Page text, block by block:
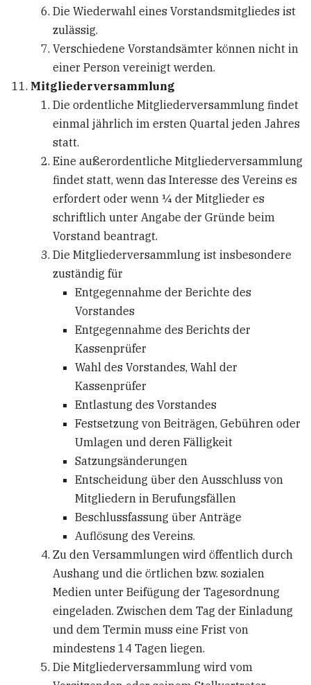
Die Wiederwahl eines Vorstandsmitgliedes ist
zulässig.
Verschiedene Vorstandsämter können nicht in
einer Person vereinigt werden.
Mitgliederversammlung
Die ordentliche Mitgliederversammlung findet
einmal jährlich im ersten Quartal jeden Jahres
statt.
Eine außerordentliche Mitgliederversammlung
findet statt, wenn das Interesse des Vereins es
erfordert oder wenn ¼ der Mitglieder es
schriftlich unter Angabe der Gründe beim
Vorstand beantragt.
Die Mitgliederversammlung ist insbesondere
zuständig für
Entgegennahme der Berichte des
Vorstandes
Entgegennahme des Berichts der
Kassenprüfer
Wahl des Vorstandes, Wahl der
Kassenprüfer
Entlastung des Vorstandes
Festsetzung von Beiträgen, Gebühren oder
Umlagen und deren Fälligkeit
Satzungsänderungen
Entscheidung über den Ausschluss von
Mitgliedern in Berufungsfällen
Beschlussfassung über Anträge
Auflösung des Vereins.
Zu den Versammlungen wird öffentlich durch
Aushang und die örtlichen bzw. sozialen
Medien unter Beifügung der Tagesordnung
eingeladen. Zwischen dem Tag der Einladung
und dem Termin muss eine Frist von
mindestens 14 Tagen liegen.
Die Mitgliederversammlung wird vom